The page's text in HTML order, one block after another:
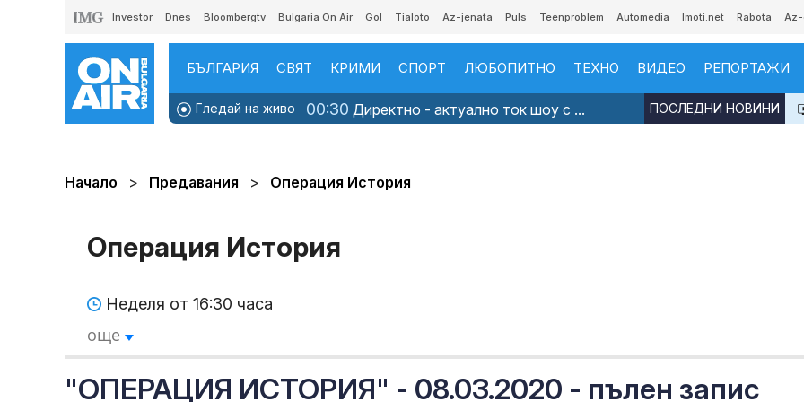
Investor Dnes Bloombergtv Bulgaria On Air Gol Tialoto Az-jenata Puls Teenproblem Automedia Imoti.net Rabota
БЪЛГАРИЯ СВЯТ КРИМИ СПОРТ ЛЮБОПИТНО ТЕХНО ВИДЕО РЕПОРТАЖИ
Гледай на живо 00:30 Директно - актуално ток шоу с ... ПОСЛЕДНИ НОВИНИ
Начало Предавания Операция История
Операция История
Неделя от 16:30 часа
още
"ОПЕРАЦИЯ ИСТОРИЯ" - 08.03.2020 - пълен запис